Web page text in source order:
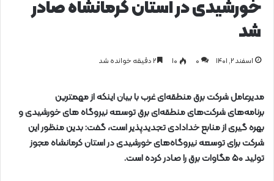
خورشیدی در استان کرمانشاه صادر
شد
اسفند ۲, ۱۴۰۱ 0 ۱۰
مدیرعامل شرکت برق منطقه‌ای غرب با بیان اینکه از مهمترین
برنامه‌های شرکت‌های منطقه‌ای برق توسعه نیروگاه های خورشیدی و
بهره گیری از منابع خدادادی تجدیدپذیر است، گفت: بدین منظور این
شرکت برای توسعه نیروگاه‌های خورشیدی در استان کرمانشاه مجوز
تولید ۵۰ مگاوات برق را صادر کرده‌ است.